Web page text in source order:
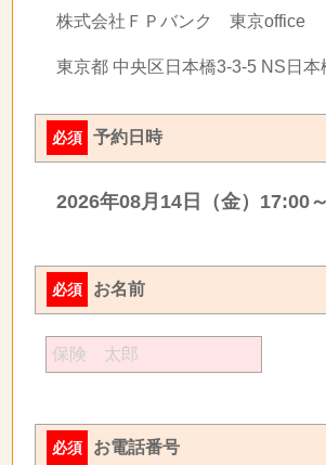
株式会社ＦＰバンク 東京office
東京都 中央区日本橋3-3-5 NS日本
必須 予約日時
2026年08月14日（金）17:00～
必須 お名前
必須 お電話番号